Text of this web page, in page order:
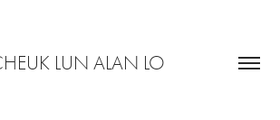
LUN ALAN LO